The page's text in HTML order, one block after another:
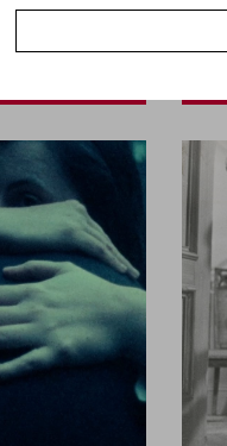
Horror In